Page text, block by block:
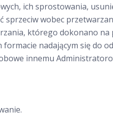
ich sprostowania,
sprzeciw wobec
którego dokonano na
nadającym się do
innemu